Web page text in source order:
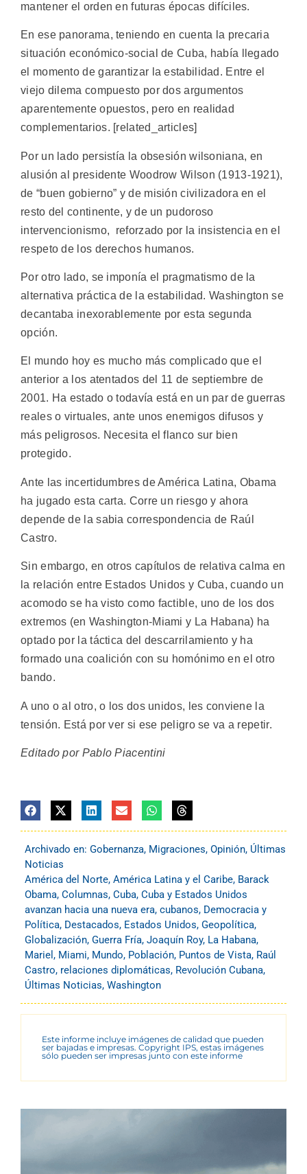
mantener el orden en futuras épocas difíciles.
En ese panorama, teniendo en cuenta la precaria
situación económico-social de Cuba, había llegado
el momento de garantizar la estabilidad. Entre el
viejo dilema compuesto por dos argumentos
aparentemente opuestos, pero en realidad
complementarios. [related_articles]
Por un lado persistía la obsesión wilsoniana, en
alusión al presidente Woodrow Wilson (1913-1921),
de “buen gobierno” y de misión civilizadora en el
resto del continente, y de un pudoroso
intervencionismo, reforzado por la insistencia en el
respeto de los derechos humanos.
Por otro lado, se imponía el pragmatismo de la
alternativa práctica de la estabilidad. Washington se
decantaba inexorablemente por esta segunda
opción.
El mundo hoy es mucho más complicado que el
anterior a los atentados del 11 de septiembre de
2001. Ha estado o todavía está en un par de guerras
reales o virtuales, ante unos enemigos difusos y
más peligrosos. Necesita el flanco sur bien
protegido.
Ante las incertidumbres de América Latina, Obama
ha jugado esta carta. Corre un riesgo y ahora
depende de la sabia correspondencia de Raúl
Castro.
Sin embargo, en otros capítulos de relativa calma en
la relación entre Estados Unidos y Cuba, cuando un
acomodo se ha visto como factible, uno de los dos
extremos (en Washington-Miami y La Habana) ha
optado por la táctica del descarrilamiento y ha
formado una coalición con su homónimo en el otro
bando.
A uno o al otro, o los dos unidos, les conviene la
tensión. Está por ver si ese peligro se va a repetir.
Editado por Pablo Piacentini
Archivado en: Gobernanza, Migraciones, Opinión, Últimas
Noticias
América del Norte, América Latina y el Caribe, Barack
Obama, Columnas, Cuba, Cuba y Estados Unidos
avanzan hacia una nueva era, cubanos, Democracia y
Política, Destacados, Estados Unidos, Geopolítica,
Globalización, Guerra Fría, Joaquín Roy, La Habana,
Mariel , Miami, Mundo, Población, Puntos de Vista, Raúl
Castro, relaciones diplomáticas, Revolución Cubana,
Últimas Noticias, Washington
Este informe incluye imágenes de calidad que pueden
ser bajadas e impresas. Copyright IPS, estas imágenes
sólo pueden ser impresas junto con este informe